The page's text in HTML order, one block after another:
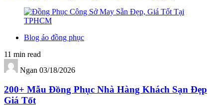
Blog áo đồng phục
11 min read
Ngan 03/18/2026
200+ Mẫu Đồng Phục Nhà Hàng Khách Sạn Đẹp
Giá Tốt